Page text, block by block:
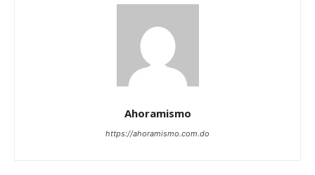
Ahoramismo
https://ahoramismo.com.do